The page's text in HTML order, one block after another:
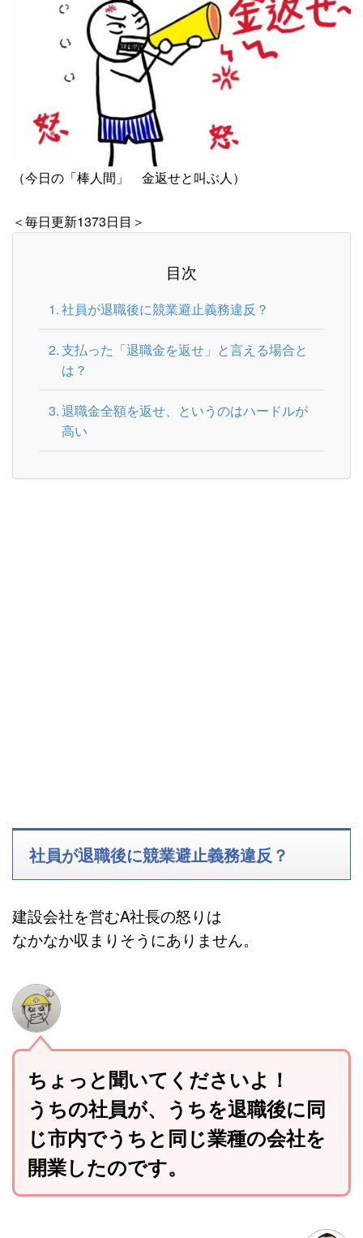
（今日の「棒人間」 金返せと叫ぶ人）
＜毎日更新1373日目＞
目次
社員が退職後に競業避止義務違反？
支払った「退職金を返せ」と言える場合と
は？
退職金全額を返せ、というのはハードルが
高い
社員が退職後に競業避止義務違反？
建設会社を営むA社長の怒りは
なかなか収まりそうにありません。
ちょっと聞いてくださいよ！
うちの社員が、うちを退職後に同
じ市内でうちと同じ業種の会社を
開業したのです。